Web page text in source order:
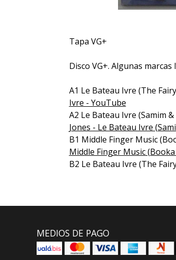
Tapa VG+
Disco VG+. Algunas
A1 Le Bateau Ivre (The
Ivre - YouTube
A2 Le Bateau Ivre (Samim
Jones - Le Bateau Ivre
B1 Middle Finger Music
Middle Finger Music
B2 Le Bateau Ivre (The
MEDIOS DE PAGO